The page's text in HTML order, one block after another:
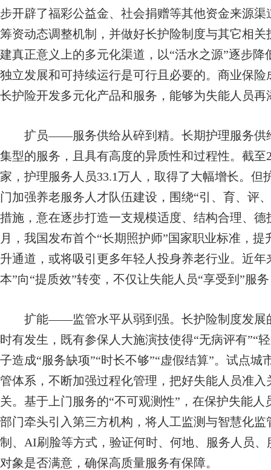
步开辟了福彩公益金、社会捐赠等其他资金来源
筹资动态调整机制，并做好长护险制度与其它相
建真正意义上的多元化渠道，以“活水之源”逐步
独立发展和可持续运行是可行且必要的。商业保
长护险开发多元化产品和服务，能够为失能人员再
扩员——服务供给从碎到精。长期护理服务供
集型的服务，且具有高度的异质性和过程性。截至
家，护理服务人员33.1万人，取得了大幅增长。
门加强养老服务人才队伍建设，围绕“引、育、评
措施，意在逐步打造一支规模适度、结构合理、
月，我国发布首个“长期照护师”国家职业标准，
升通道，或将吸引更多年轻人投身养老行业。近
本”向“提质效”转变，不仅让失能人员“享受到”服
扩能——监管水平从弱到强。长护险制度发展
时有发生，既有参保人大施演技使得“无病评有”“
子造成“服务缺项”“时长不够”“虚假结算”。试点
管体系，不断加强过程化管理，把好失能人员准
关。基于上门服务的“不可观测性”，在保护失能
部门牵头引入第三方机构，将人工监测与智慧化
制、AI刷脸等方式，验证何时、何地、服务人员
对象是否满意，确保高质量服务有保障。